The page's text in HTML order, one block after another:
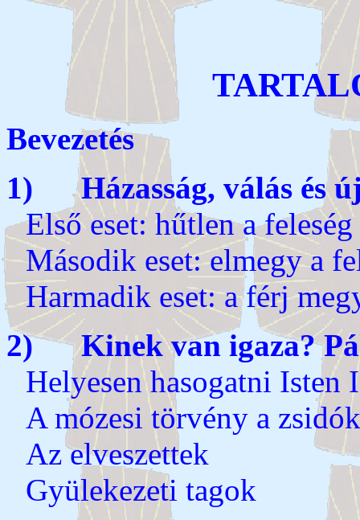
Bevezetés
1) Házasság, válás és
Első eset: hűtlen a feleség
Második eset: elmegy a
Harmadik eset: a férj
2) Kinek van igaza?
Helyesen hasogatni Isten
A mózesi törvény a
Az elveszettek
Gyülekezeti tagok